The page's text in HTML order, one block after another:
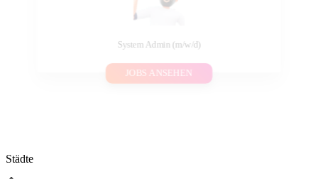
System Admin (m/w/d)
JOBS ANSEHEN
Städte